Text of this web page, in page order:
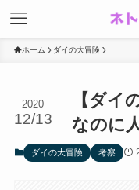
ホーム ダイの大冒険
【ダイ
なのに
2020
12/13
ダイの大冒険 考察